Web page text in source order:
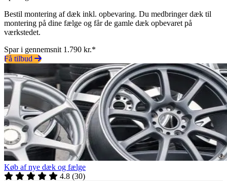
Bestil montering af dæk inkl. opbevaring. Du medbringer dæk til
montering på dine fælge og får de gamle dæk opbevaret på
værkstedet.
Spar i gennemsnit 1.790 kr.*
Få tilbud
Køb af nye dæk og fælge
4.8 (30)